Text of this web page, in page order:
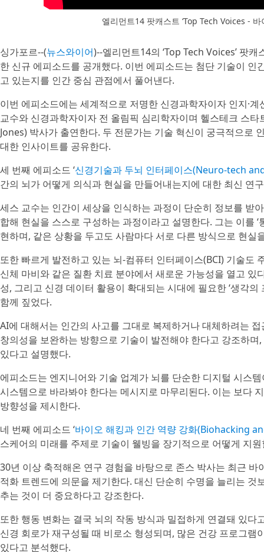
엘리먼트14 팟캐스트 ‘Top Tech Voices -
싱가포르--(뉴스와이어)--엘리먼트14의 ‘Top Tech Voices’ 팟
한 신규 에피소드를 공개했다. 이번 에피소드는 첨단 기술이
고 있는지를 인간 중심 관점에서 풀어낸다.
이번 에피소드에는 세계적으로 저명한 신경과학자이자 인지·
교수와 신경과학자이자 전 올림픽 심리학자이며 헬스테크 스
Jones) 박사가 출연한다. 두 전문가는 기술 혁신이 궁극적으로
대한 인사이트를 공유한다.
세 번째 에피소드 ‘신경기술과 두뇌 인터페이스(Neuro-tech
간의 뇌가 어떻게 의식과 현실을 만들어내는지에 대한 최신 연
세스 교수는 인간이 세상을 인식하는 과정이 단순히 정보를 받
합해 현실을 스스로 구성하는 과정이라고 설명한다. 그는 이
현하며, 같은 상황을 두고도 사람마다 서로 다른 방식으로 현실
또한 빠르게 발전하고 있는 뇌-컴퓨터 인터페이스(BCI) 기술도
신체 마비와 같은 질환 치료 분야에서 새로운 가능성을 열고
성, 그리고 신경 데이터 활용이 확대되는 시대에 필요한 ‘생각
함께 짚었다.
AI에 대해서는 인간의 사고를 그대로 복제하거나 대체하려는
창의성을 보완하는 방향으로 기술이 발전해야 한다고 강조하
있다고 설명했다.
에피소드는 엔지니어와 기술 업계가 뇌를 단순한 디지털 시스
시스템으로 바라봐야 한다는 메시지로 마무리된다. 이는 보다
방향성을 제시한다.
네 번째 에피소드 ‘바이오 해킹과 인간 역량 강화(Biohacking
스케어의 미래를 주제로 기술이 웰빙을 장기적으로 어떻게 지
30년 이상 축적해온 연구 경험을 바탕으로 존스 박사는 최근
적화 트렌드에 의문을 제기한다. 대신 단순히 수명을 늘리는
추는 것이 더 중요하다고 강조한다.
또한 행동 변화는 결국 뇌의 작동 방식과 밀접하게 연결돼 있
신경 회로가 재구성될 때 비로소 형성되며, 많은 건강 프로그
있다고 분석했다.